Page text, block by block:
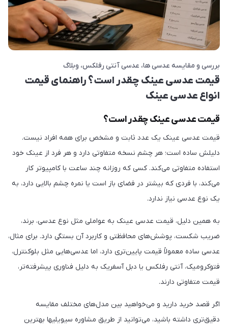
بررسی و مقایسه عدسی ها عدسی آنتی رفلکس وبلاگ
قیمت عدسی عینک چقدر است؟ راهنمای قیمت
انواع عدسی عینک
قیمت عدسی عینک چقدر است؟
قیمت عدسی عینک یک عدد ثابت و مشخص برای همه افراد نیست.
دلیلش ساده است؛ هر چشم نسخه متفاوتی دارد و هر فرد از عینک خود
استفاده متفاوتی می‌کند. کسی که روزانه چند ساعت با کامپیوتر کار
می‌کند، با فردی که بیشتر در فضای باز است یا نمره چشم بالایی دارد، به
یک نوع عدسی نیاز ندارد.
به همین دلیل، قیمت عدسی عینک به عواملی مثل نوع عدسی، برند،
ضریب شکست، پوشش‌های محافظتی و کاربرد آن بستگی دارد. برای مثال،
عدسی ساده معمولاً قیمت پایین‌تری دارد، اما عدسی‌هایی مثل بلوکنترل،
فتوکرومیک، آنتی رفلکس یا دبل آسفریک به دلیل فناوری پیشرفته‌تر،
قیمت متفاوتی دارند.
اگر قصد خرید دارید و می‌خواهید بین مدل‌های مختلف مقایسه
دقیق‌تری داشته باشید، می‌توانید از طریق مشاوره سیویلیها بهترین